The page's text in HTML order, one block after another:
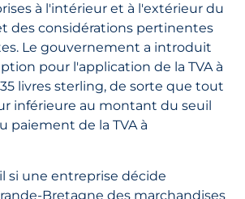
à l'intérieur et à l'extérieur du
des considérations pertinentes
Le gouvernement a introduit
pour l'application de la TVA à
livres sterling, de sorte que tout
inférieure au montant du seuil
paiement de la TVA à
si une entreprise décide
Bretagne des marchandises